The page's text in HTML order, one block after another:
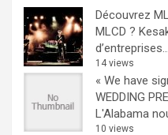
Découvrez
MLCD ?
14 views
« We have
WEDDING
L'Alabama
10 views